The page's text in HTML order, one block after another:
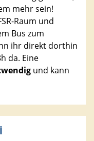
mehr sein!
Raum und
Bus zum
ihr direkt dorthin
da. Eine
und kann